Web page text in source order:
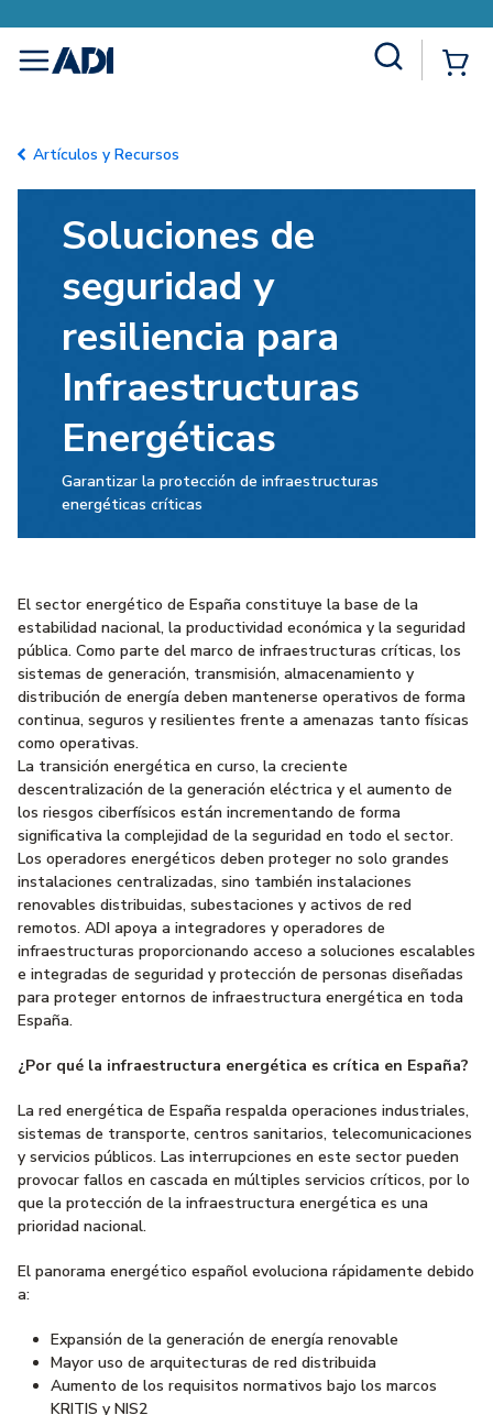
menu
Artículos y Recursos
Soluciones de
seguridad y
resiliencia para
Infraestructuras
Energéticas
Garantizar la protección de infraestructuras
energéticas críticas
El sector energético de España constituye la base de la
estabilidad nacional, la productividad económica y la seguridad
pública. Como parte del marco de infraestructuras críticas, los
sistemas de generación, transmisión, almacenamiento y
distribución de energía deben mantenerse operativos de forma
continua, seguros y resilientes frente a amenazas tanto físicas
como operativas.
La transición energética en curso, la creciente
descentralización de la generación eléctrica y el aumento de
los riesgos ciberfísicos están incrementando de forma
significativa la complejidad de la seguridad en todo el sector.
Los operadores energéticos deben proteger no solo grandes
instalaciones centralizadas, sino también instalaciones
renovables distribuidas, subestaciones y activos de red
remotos. ADI apoya a integradores y operadores de
infraestructuras proporcionando acceso a soluciones escalables
e integradas de seguridad y protección de personas diseñadas
para proteger entornos de infraestructura energética en toda
España.
¿Por qué la infraestructura energética es crítica en España?
La red energética de España respalda operaciones industriales,
sistemas de transporte, centros sanitarios, telecomunicaciones
y servicios públicos. Las interrupciones en este sector pueden
provocar fallos en cascada en múltiples servicios críticos, por lo
que la protección de la infraestructura energética es una
prioridad nacional.
El panorama energético español evoluciona rápidamente debido
a:
Expansión de la generación de energía renovable
Mayor uso de arquitecturas de red distribuida
Aumento de los requisitos normativos bajo los marcos
KRITIS y NIS2